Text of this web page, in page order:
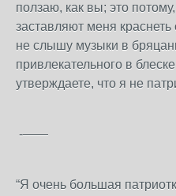
ползаю, как вы; это
заставляют меня краснеть
не слышу музыки в
привлекательного в
утверждаете, что я не
-——
“Я очень большая